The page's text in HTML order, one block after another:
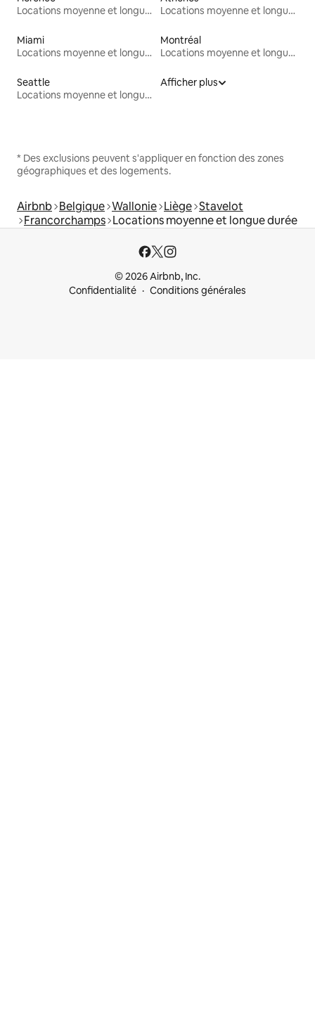
Locations moyenne et longue durée
Locations moyenne et longue durée
Miami
Locations moyenne et longue durée
Montréal
Locations moyenne et longue durée
Seattle
Locations moyenne et longue durée
Afficher plus
* Des exclusions peuvent s'appliquer en fonction des zones
géographiques et des logements.
Airbnb Belgique Wallonie Liège Stavelot
Francorchamps Locations moyenne et longue durée
© 2026 Airbnb, Inc.
Confidentialité
Conditions générales